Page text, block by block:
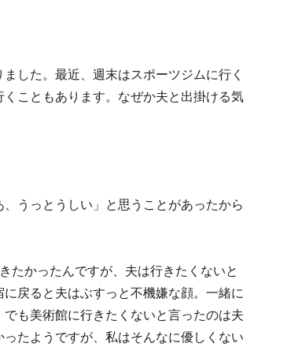
した。最近、週末はスポーツジムに行く
こともあります。なぜか夫と出掛ける気
うっとうしい」と思うことがあったから
たかったんですが、夫は行きたくないと
戻ると夫はぶすっと不機嫌な顔。一緒に
も美術館に行きたくないと言ったのは夫
たようですが、私はそんなに優しくない